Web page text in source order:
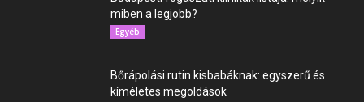
miben a legjobb?
Egyéb
Bőrápolási rutin kisbabáknak: egyszerű és
kíméletes megoldások